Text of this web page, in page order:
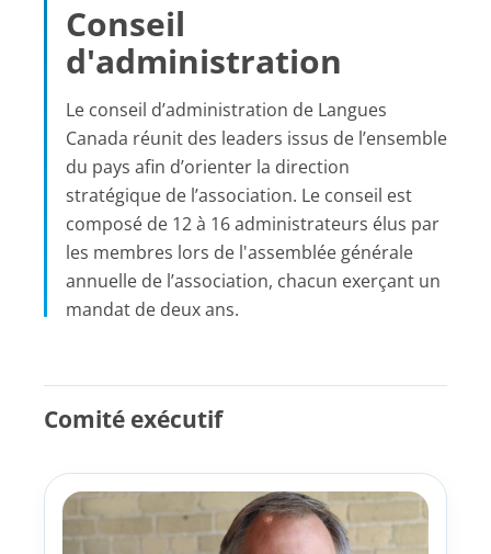
Conseil
d'administration
Le conseil d’administration de Langues
Canada réunit des leaders issus de l’ensemble
du pays afin d’orienter la direction
stratégique de l’association. Le conseil est
composé de 12 à 16 administrateurs élus par
les membres lors de l'assemblée générale
annuelle de l’association, chacun exerçant un
mandat de deux ans.
Comité exécutif